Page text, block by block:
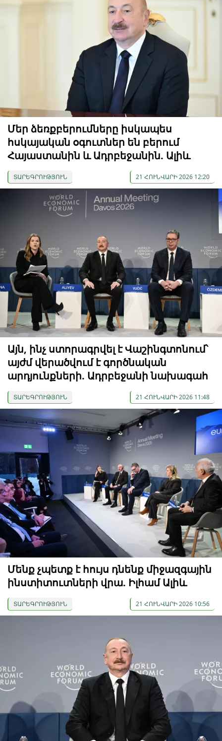
Մեր ձեռքբերումները իսկապես
հսկայական օգուտներ են բերում
Հայաստանին և Ադրբեջանին. Ալիև
ՏԱՐԵԳՐՈՒԹՅՈՒՆ 21 ՀՈՒՆՎԱՐԻ 2026 12:20
Այն, ինչ ստորագրվել է Վաշինգտոնում՝
այժմ վերածվում է գործնական
արդյունքների. Ադրբեջանի նախագահ
ՏԱՐԵԳՐՈՒԹՅՈՒՆ 21 ՀՈՒՆՎԱՐԻ 2026 11:48
Մենք չպետք է հույս դնենք միջազգային
ինստիտուտների վրա. Իլհամ Ալիև
ՏԱՐԵԳՐՈՒԹՅՈՒՆ 21 ՀՈՒՆՎԱՐԻ 2026 10:56